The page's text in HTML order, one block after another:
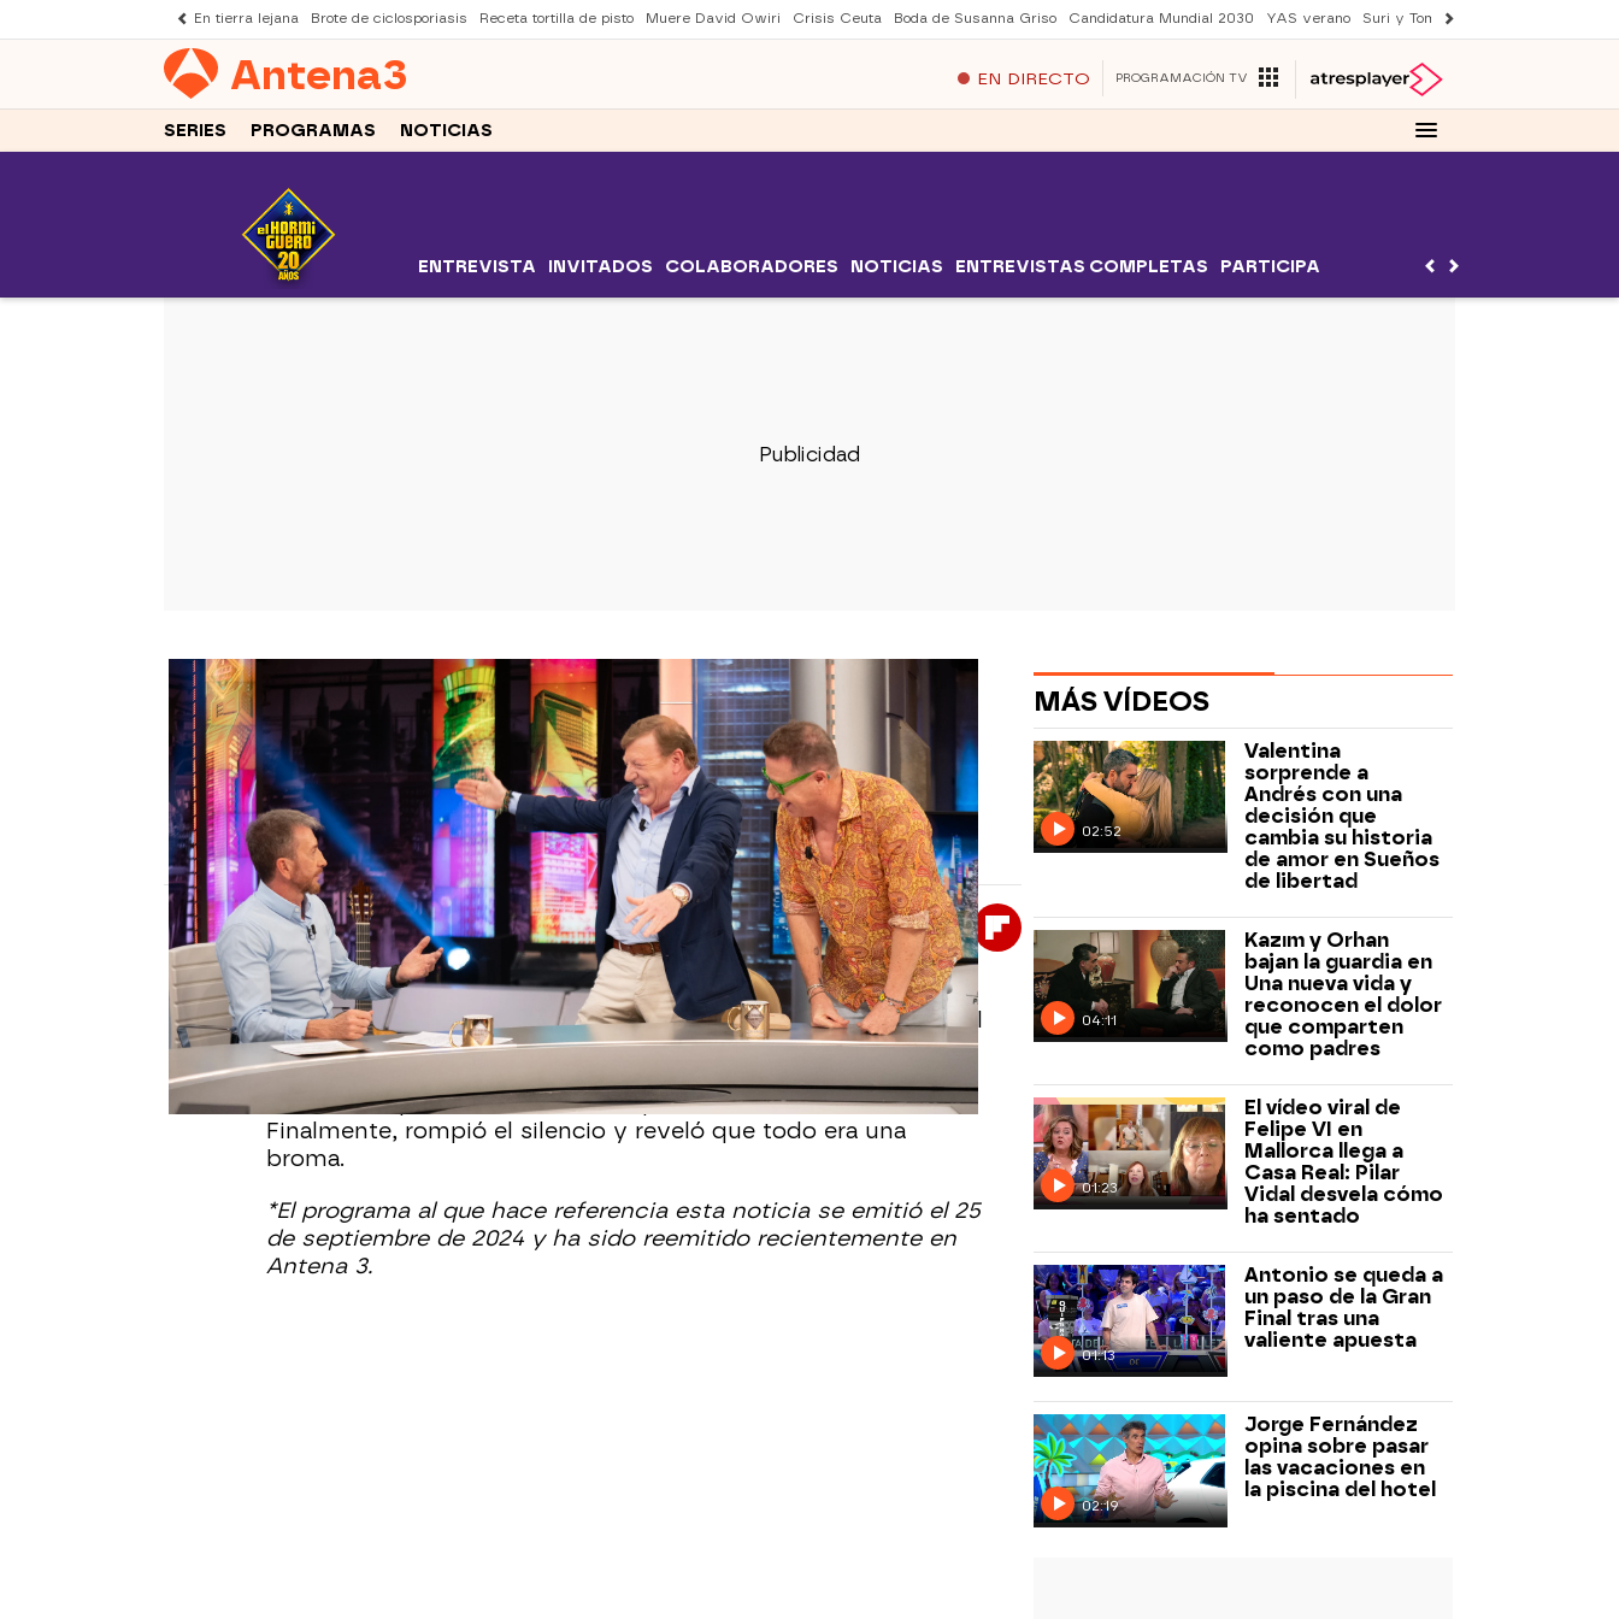
En tierra lejana Brote de ciclosporiasis Receta tortilla de pisto Muere David Owiri Crisis Ceuta Boda de Susanna Griso Candidatura Mundial 2030 YAS verano Suri y Tom Cruise
Antena3 EN DIRECTO PROGRAMACIÓN TV
SERIES PROGRAMAS NOTICIAS
ENTREVISTA INVITADOS COLABORADORES NOTICIAS ENTREVISTAS COMPLETAS PARTICIPA
EL HORMIGUERO
Jorge Cadaval pone en apuros a Pablo Motos con su humor
más inesperado
Los Morancos regresaron a El Hormiguero entre risas y, como no podía ser de otra forma,
Jorge Cadaval arrancó la noche con una broma que descolocó por completo al
presentador.
El Hormiguero
Publicado:15 de julio de 2025, 22:28 WhatsappFacebook
X Flipboard
Durante los primeros minutos de El Hormiguero, Jorge Cadaval
fingió un enfado tan realista que Pablo Motos pensó que el
humorista abandonaría el plató. La tensión creció rápidamente
mientras el público no entendía qué estaba ocurriendo.
Finalmente, rompió el silencio y reveló que todo era una
broma.
*El programa al que hace referencia esta noticia se emitió el 25
de septiembre de 2024 y ha sido reemitido recientemente en
Antena 3.
MÁS VÍDEOS
02:52
Valentina
sorprende a
Andrés con una
decisión que
cambia su historia
de amor en Sueños
de libertad
04:11
Kazım y Orhan
bajan la guardia en
Una nueva vida y
reconocen el dolor
que comparten
como padres
01:23
El vídeo viral de
Felipe VI en
Mallorca llega a
Casa Real: Pilar
Vidal desvela cómo
ha sentado
01:13
Antonio se queda a
un paso de la Gran
Final tras una
valiente apuesta
02:19
Jorge Fernández
opina sobre pasar
las vacaciones en
la piscina del hotel